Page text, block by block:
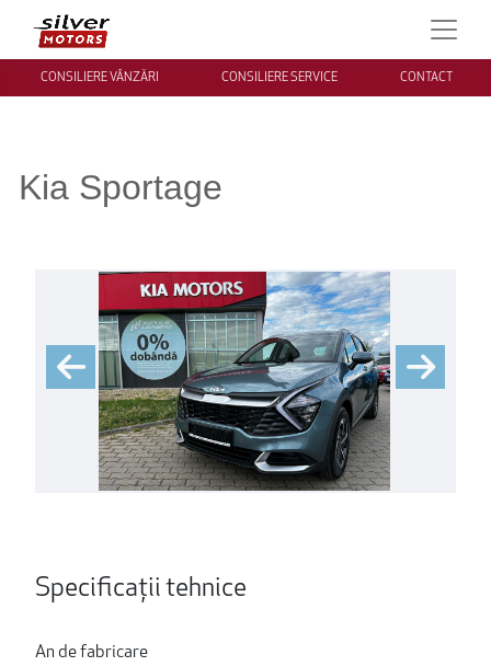
CONSILIERE VÂNZĂRI CONSILIERE SERVICE CONTACT
Kia Sportage
Specificații tehnice
An de fabricare